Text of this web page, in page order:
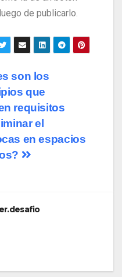
de publicarlo.
son los
que
requisitos
el
en espacios